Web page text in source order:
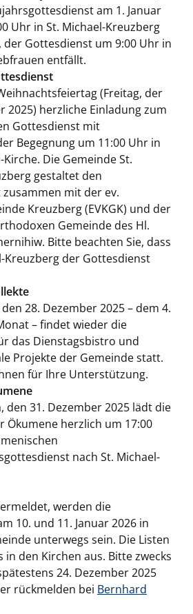
am 1. Januar
Uhr in St. Michael-Kreuzberg
der Gottesdienst um 9:00 Uhr in
entfällt.
(Freitag, der
2025) herzliche Einladung zum
Gottesdienst mit
Begegnung um 11:00 Uhr in
Kirche. Die Gemeinde St.
gestaltet den
mit der ev.
Kreuzberg (EVKGK) und der
Gemeinde des Hl.
Bitte beachten Sie, dass
Kreuzberg der Gottesdienst
28. Dezember 2025 – dem 4.
– findet wieder die
das Dienstagsbistro und
Projekte der Gemeinde statt.
für Ihre Unterstützung.
den 31. Dezember 2025 lädt die
Ökumene herzlich um 17:00
nach St. Michael-
werden die
10. und 11. Januar 2026 in
unterwegs sein. Die Listen
in den Kirchen aus. Bitte zwecks
24. Dezember 2025
rückmelden bei Bernhard